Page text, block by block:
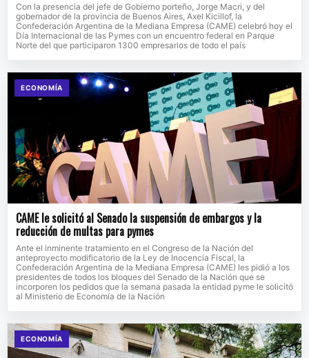
Con la presencia del jefe de Gobierno porteño, Jorge Macri, y del
gobernador de la provincia de Buenos Aires, Axel Kicillof, la
Confederación Argentina de la Mediana Empresa (CAME) celebró hoy el
Día Internacional de las Pymes con un encuentro federal en Parque
Norte del que participaron 1300 empresarios de todo el país
ECONOMÍA
CAME le solicitó al Senado la suspensión de embargos y la
reducción de multas para pymes
Ante el inminente tratamiento en el Congreso de la Nación del
anteproyecto modificatorio de la Ley de Inocencia Fiscal, la
Confederación Argentina de la Mediana Empresa (CAME) les pidió a los
presidentes de todos los bloques del Senado de la Nación que se
incorporen los pedidos que la semana pasada la entidad pyme le solicitó
al Ministerio de Economía de la Nación
ECONOMÍA